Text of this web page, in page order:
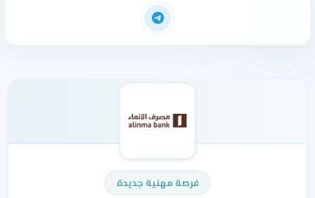
فرصة مهنية جديدة